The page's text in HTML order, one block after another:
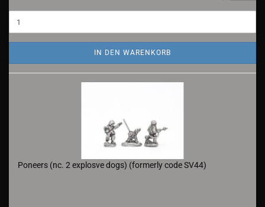
IN DEN WARENKORB
Poneers (nc. 2 explosve dogs) (formerly code SV44)